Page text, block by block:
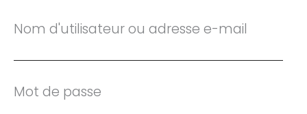
Nom d'utilisateur ou adresse e-mail
Mot de passe